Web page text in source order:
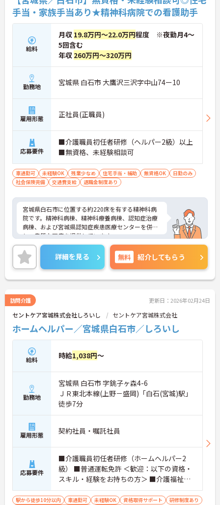
手当・家族手当あり★精神科病院での看護助手
給料
月収 19.8万円～22.0万円程度 ※夜勤月4～
5回含む
年収 260万円～320万円
勤務地 宮城県 白石市 大鷹沢三沢字中山74ー10
雇用形態 正社員(正職員)
応募要件
■介護職員初任者研修（ヘルパー2級）以上
■無資格、未経験相談可
車通勤可 未経験OK 残業少なめ 住宅手当・補助 無資格OK
日勤のみ
社会保険完備
交通費支給 退職金制度あり
宮城県白石市に位置する約220床を有する精神科病
院です。精神科病棟、精神科療養病棟、認知症治療
病棟、および宮城県認知症疾患医療センターを併設
し、良質な医療を提供しています。
介護系の資格や経験がない方もチャレンジOK！ご興
味のある方には、面接対策ポイントなど、さらに詳
細をお話しいたしますのでお気軽にご相談くださ
い！
詳細を見る 無料 紹介してもらう
訪問介護 更新日：2026年02月24日
セントケア宮城株式会社しろいし セントケア宮城株式会社
ホームヘルパー／宮城県白石市／しろいし
給料 時給1,038円～
勤務地
宮城県 白石市 字銚子ヶ森4-6
ＪＲ東北本線(上野－盛岡)「白石(宮城)駅」
徒歩7分
雇用形態 契約社員・嘱託社員
応募要件
■介護職員初任者研修（ホームヘルパー2
級） ■普通運転免許 ＜歓迎：以下の資格・
スキル・経験をお持ちの方＞ ■介護福祉士
■介護職員実務者研修（ホームヘルパー1
級・介護職員基礎研修）
駅から徒歩10分以内 車通勤可 未経験OK 資格取得サポート
研修制度あり